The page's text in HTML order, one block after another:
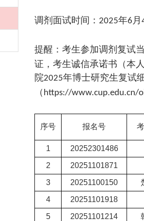
调剂面试时间： 2025年6 月
提醒：考生参加调剂复试
证，考生诚信承诺书（本
院2025年博士研究生复试
（ https://www.cup.edu.cn/
序号 报名号
1 20252301486
2 20251101871
3 20251100150
4 20251101918
5 20251101214